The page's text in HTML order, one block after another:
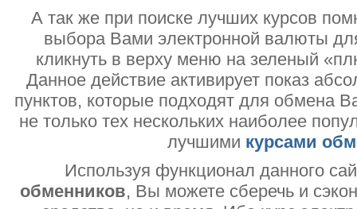
А так же при поиске лучших курсов
выбора Вами электронной валюты
кликнуть в верху меню на зеленый
Данное действие активирует показ
пунктов, которые подходят для обмена
не только тех нескольких наиболее
лучшими курсами
Используя функционал данного
обменников, Вы можете сберечь и